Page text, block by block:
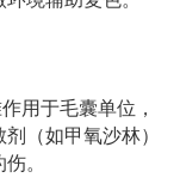
用于毛囊单位，
（如甲氧沙林）
。